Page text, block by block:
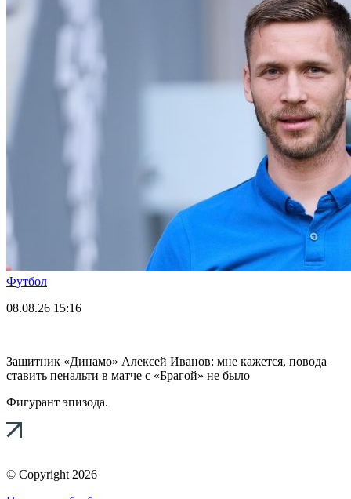
Футбол
08.08.26 15:16
Защитник «Динамо» Алексей Иванов: мне кажется, повода
ставить пенальти в матче с «Брагой» не было
Фигурант эпизода.
© Copyright 2026